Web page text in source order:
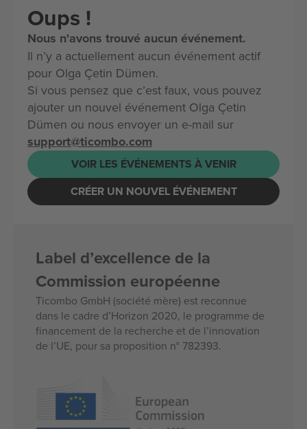
Oups !
Nous n'avons trouvé aucun événement.
Il n’y a actuellement aucun événement actif
pour Olga Çetin Dümen.
Si vous pensez que c’est faux, vous pouvez
ajouter un nouvel événement Olga Çetin
Dümen ou nous envoyer un e-mail sur
support@ticombo.com
VOIR LES ÉVÉNEMENTS À VENIR
CRÉER UN NOUVEL ÉVÉNEMENT
Label d’excellence de la
Commission européenne
Ticombo GmbH (société mère) est reconnue
dans le cadre d’Horizon 2020, le programme de
financement de la recherche et de l’innovation
de l’UE, pour sa proposition n° 782393.